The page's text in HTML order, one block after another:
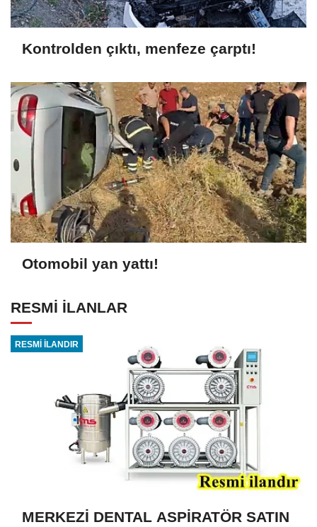
Kontrolden çıktı, menfeze çarptı!
Otomobil yan yattı!
RESMİ İLANLAR
RESMİ İLANDIR
MERKEZİ DENTAL ASPİRATÖR SATIN